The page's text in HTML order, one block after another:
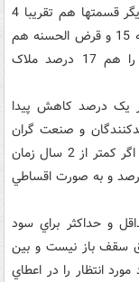
بانک ها را در اعطاي تسهيلات بيشتر کنيم، در ديگر قسمتها هم تقريبا 4
ساله ده درصد، 2 و 3 ساله يازده درصد، يک ساله 15 و قرض الحسنه هم
10 درصد در نظر گرفتيم، سپرده هاي ديداري را هم 17 درصد ملاک
يک درصد کاهش پيدا
بقيه توليدکنندگان و صنعت گران
هم اگر بخواهند از بانکها تسهيلات دريافت کنند، اگر کمتر از 2 سال زمان
باشد، ‌11 درصد و ‌بيش از 2 سال 14 درصد و به صورت اقساطي
و حداکثر براي سود
سقف باز نيست و بين
مورد انتظار را در اعطاي